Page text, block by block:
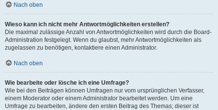
Nach oben
Wieso kann ich nicht mehr Antwortmöglichkeiten erstellen?
Die maximal zulässige Anzahl von Antwortmöglichkeiten wird durch die Board-
Administration festgelegt. Wenn du glaubst, mehr Antwortmöglichkeiten als
zugelassen zu benötigen, kontaktiere einen Administrator.
Nach oben
Wie bearbeite oder lösche ich eine Umfrage?
Wie bei den Beiträgen können Umfragen nur vom ursprünglichen Verfasser,
einem Moderator oder einem Administrator bearbeitet werden. Um eine
Umfrage zu bearbeiten, ändere den ersten Beitrag des Themas; dieser ist